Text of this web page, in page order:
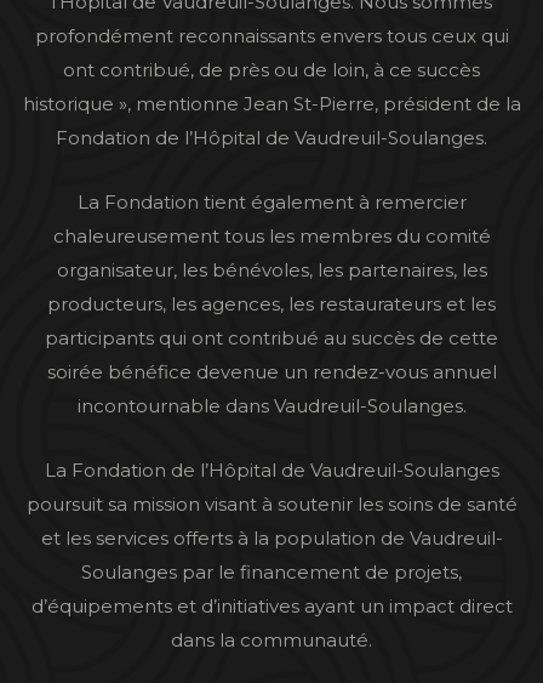
profondément reconnaissants envers tous ceux qui
ont contribué, de près ou de loin, à ce succès
historique », mentionne Jean St-Pierre, président de la
Fondation de l’Hôpital de Vaudreuil-Soulanges.
La Fondation tient également à remercier
chaleureusement tous les membres du comité
organisateur, les bénévoles, les partenaires, les
producteurs, les agences, les restaurateurs et les
participants qui ont contribué au succès de cette
soirée bénéfice devenue un rendez-vous annuel
incontournable dans Vaudreuil-Soulanges.
La Fondation de l’Hôpital de Vaudreuil-Soulanges
poursuit sa mission visant à soutenir les soins de santé
et les services offerts à la population de Vaudreuil-
Soulanges par le financement de projets,
d’équipements et d’initiatives ayant un impact direct
dans la communauté.